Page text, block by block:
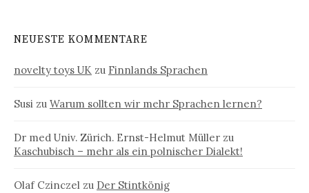
NEUESTE KOMMENTARE
novelty toys UK zu Finnlands Sprachen
Susi zu Warum sollten wir mehr Sprachen lernen?
Dr med Univ. Zürich. Ernst-Helmut Müller zu
Kaschubisch – mehr als ein polnischer Dialekt!
Olaf Czinczel zu Der Stintkönig